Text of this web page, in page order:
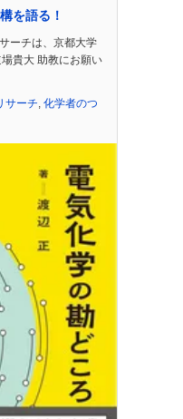
を語る！
ーチは、京都大学
貴大 助教にお願い
サーチ 化学者のつ